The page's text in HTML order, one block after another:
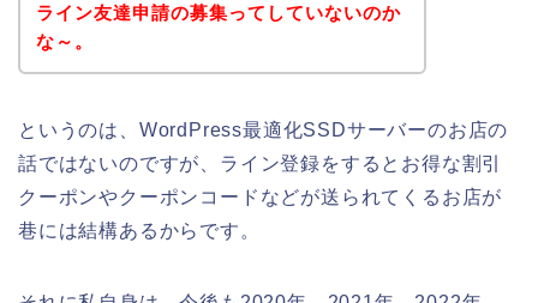
ライン友達申請の募集ってしていないのか
な～。
というのは、WordPress最適化SSDサーバーのお店の
話ではないのですが、ライン登録をするとお得な割引
クーポンやクーポンコードなどが送られてくるお店が
巷には結構あるからです。